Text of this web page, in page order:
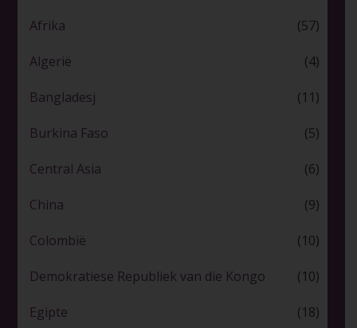
Afrika (57)
Algerië (4)
Bangladesj (11)
Burkina Faso (5)
Central Asia (6)
China (9)
Colombië (10)
Demokratiese Republiek van die Kongo (10)
Egipte (18)